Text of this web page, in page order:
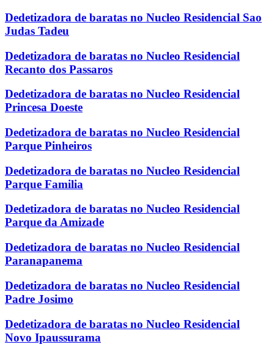
Dedetizadora de baratas no Nucleo Residencial Sao
Judas Tadeu
Dedetizadora de baratas no Nucleo Residencial
Recanto dos Passaros
Dedetizadora de baratas no Nucleo Residencial
Princesa Doeste
Dedetizadora de baratas no Nucleo Residencial
Parque Pinheiros
Dedetizadora de baratas no Nucleo Residencial
Parque Familia
Dedetizadora de baratas no Nucleo Residencial
Parque da Amizade
Dedetizadora de baratas no Nucleo Residencial
Paranapanema
Dedetizadora de baratas no Nucleo Residencial
Padre Josimo
Dedetizadora de baratas no Nucleo Residencial
Novo Ipaussurama